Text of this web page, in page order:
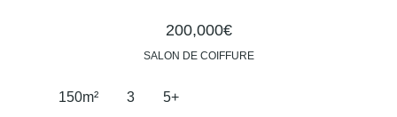
200,000€
SALON DE COIFFURE
150m² 3 5+